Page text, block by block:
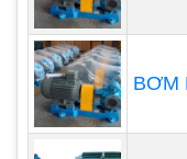
bổ sung mà
cắt.
Nhiệt độ:
đến mức
vật liệu bơm
BƠM